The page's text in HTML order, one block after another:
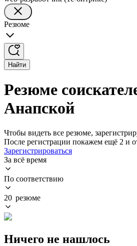
Резюме
Найти
Резюме
Анапской
Чтобы видеть все резюме,
После регистрации покажем ещё 2 и
Зарегистрироваться
За всё время
По соответствию
20 резюме
Ничего не нашлось